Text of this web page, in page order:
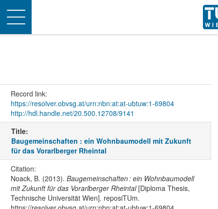
Toggle
navigation
Record link:
https://resolver.obvsg.at/urn:nbn:at:at-ubtuw:1-69804
http://hdl.handle.net/20.500.12708/9141
Title:
Baugemeinschaften : ein Wohnbaumodell mit Zukunft
für das Vorarlberger Rheintal
Citation:
Noack, B. (2013). Baugemeinschaften : ein Wohnbaumodell
mit Zukunft für das Vorarlberger Rheintal[Diploma Thesis,
Technische Universität Wien]. reposiTUm.